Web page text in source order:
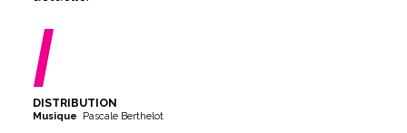
/
DISTRIBUTION
Musique Pascale Berthelot